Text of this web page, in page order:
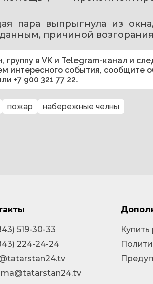
пара выпрыгнула из
причиной
, группу в VK и Telegram-канал и
интересного события, сообщите
+7 900 321 77 22.
пожар набережные челны
519-30-33
224-24-24